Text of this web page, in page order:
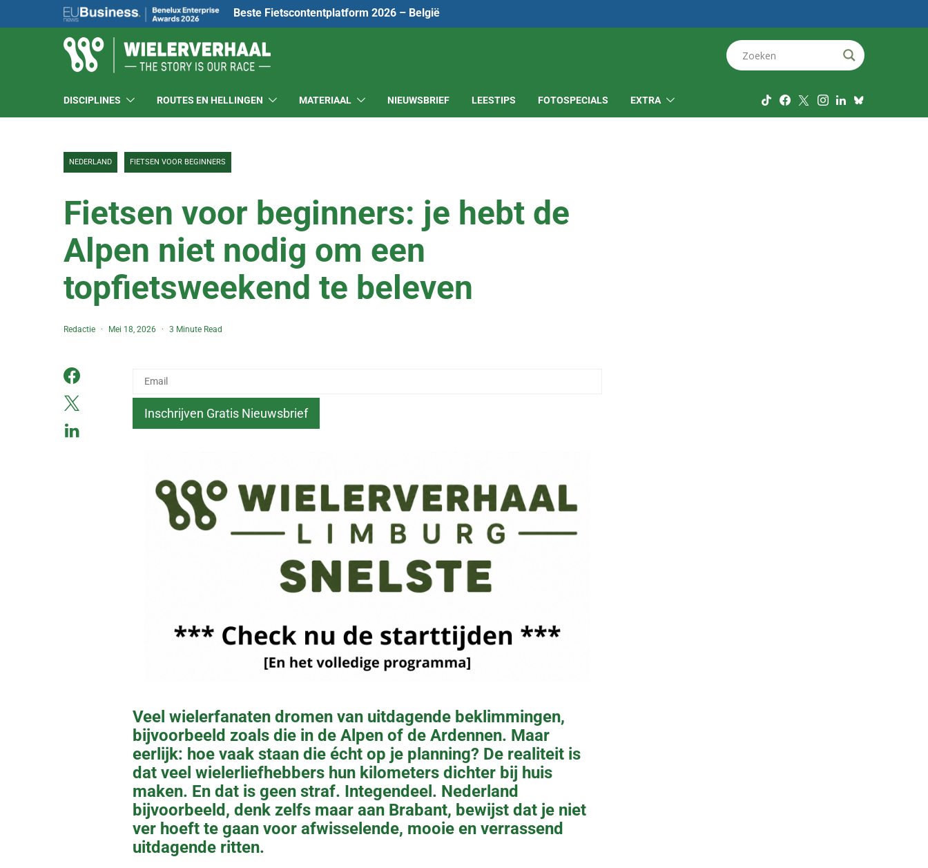
Beste Fietscontentplatform 2026 – België
DISCIPLINES ROUTES EN HELLINGEN MATERIAAL NIEUWSBRIEF LEESTIPS FOTOSPECIALS EXTRA
NEDERLAND FIETSEN VOOR BEGINNERS
Fietsen voor beginners: je hebt de
Alpen niet nodig om een
topfietsweekend te beleven
Redactie Mei 18, 2026 3 Minute Read
Veel wielerfanaten dromen van uitdagende beklimmingen,
bijvoorbeeld zoals die in de Alpen of de Ardennen. Maar
eerlijk: hoe vaak staan die écht op je planning? De realiteit is
dat veel wielerliefhebbers hun kilometers dichter bij huis
maken. En dat is geen straf. Integendeel. Nederland
bijvoorbeeld, denk zelfs maar aan Brabant, bewijst dat je niet
ver hoeft te gaan voor afwisselende, mooie en verrassend
uitdagende ritten.